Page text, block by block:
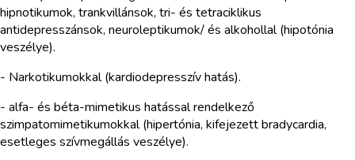
hipnotikumok, trankvillánsok, tri- és tetraciklikus
antidepresszánsok, neuroleptikumok/ és alkohollal (hipotónia
veszélye).
- Narkotikumokkal (kardiodepresszív hatás).
- alfa- és béta-mimetikus hatással rendelkező
szimpatomimetikumokkal (hipertónia, kifejezett bradycardia,
esetleges szívmegállás veszélye).